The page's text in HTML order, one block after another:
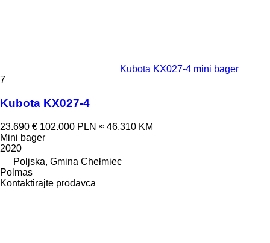
Kubota KX027-4 mini bager
7
Kubota KX027-4
23.690 € 102.000 PLN ≈ 46.310 KM
Mini bager
2020
Poljska, Gmina Chełmiec
Polmas
Kontaktirajte prodavca